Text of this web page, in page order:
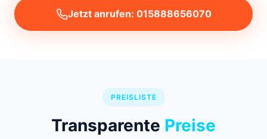
Jetzt anrufen: 015888656070
PREISLISTE
Transparente Preise